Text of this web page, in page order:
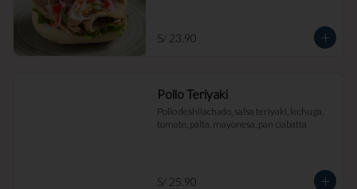
S/ 23.90
Pollo Teriyaki
Pollo deshilachado, salsa teriyaki, lechuga,
tomate, palta, mayonesa, pan ciabatta
S/ 25.90